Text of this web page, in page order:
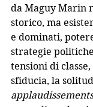
da Maguy Marin
storico, ma
e dominati,
strategie
tensioni di classe,
sfiducia, la